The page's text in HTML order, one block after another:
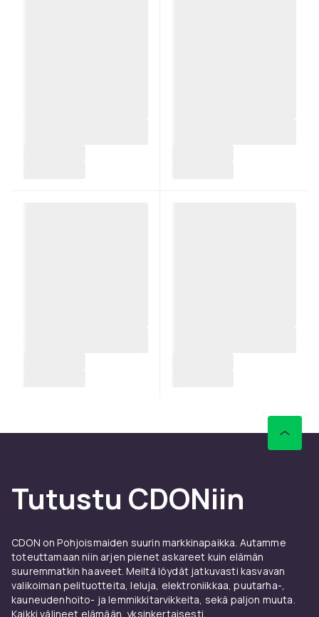
Tutustu CDONiin
CDON on Pohjoismaiden suurin markkinapaikka. Autamme
toteuttamaan niin arjen pienet askareet kuin elämän
suuremmatkin haaveet. Meiltä löydät jatkuvasti kasvavan
valikoiman pelituotteita, leluja, elektroniikkaa, puutarha-,
kauneudenhoito- ja lemmikkitarvikkeita, sekä paljon muuta.
Kaikki välineet elämään, yksinkertaisesti.